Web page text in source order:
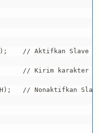
// Aktifkan Slave
// Kirim karakter A
// Nonaktifkan Slave